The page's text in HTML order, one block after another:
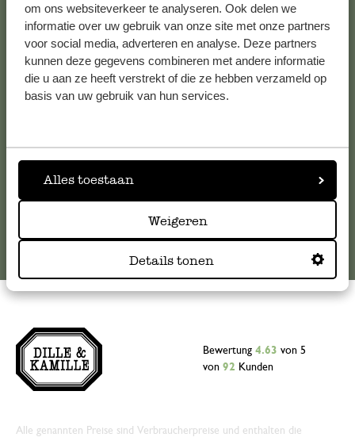
om ons websiteverkeer te analyseren. Ook delen we
informatie over uw gebruik van onze site met onze partners
voor social media, adverteren en analyse. Deze partners
kunnen deze gegevens combineren met andere informatie
die u aan ze heeft verstrekt of die ze hebben verzameld op
basis van uw gebruik van hun services.
Alles toestaan
Weigeren
Details tonen
Kundenservice/Hilfe
Falls Sie Fragen haben oder Tipps und Hilfe brauchen, wenden
Sie sich bitte an unseren Kundenservice. Oder lesen Sie hier
die Antworten aufhäufig gestellte Fragen
kundenservice@dille-kamille.at
Online-Kundenservice
Bewertung 4.63 von 5
von 92 Kunden
Alle genannten Preise sind Verbraucherpreise und enthalten die